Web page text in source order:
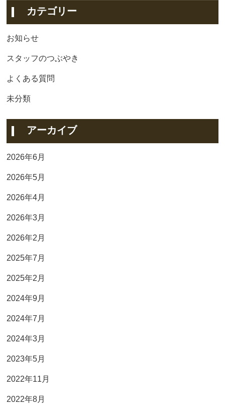
カテゴリー
お知らせ
スタッフのつぶやき
よくある質問
未分類
アーカイブ
2026年6月
2026年5月
2026年4月
2026年3月
2026年2月
2025年7月
2025年2月
2024年9月
2024年7月
2024年3月
2023年5月
2022年11月
2022年8月